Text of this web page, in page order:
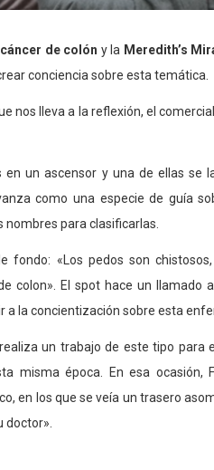
cáncer de colón y la Meredith’s
conciencia sobre esta temática.
nos lleva a la reflexión, el
un ascensor y una de ellas se
como una especie de guía
nombres para clasificarlas.
fondo: «Los pedos son
colon». El spot hace un llamado
a la concientización sobre esta
realiza un trabajo de este tipo para
misma época. En esa ocasión,
en los que se veía un trasero
doctor».